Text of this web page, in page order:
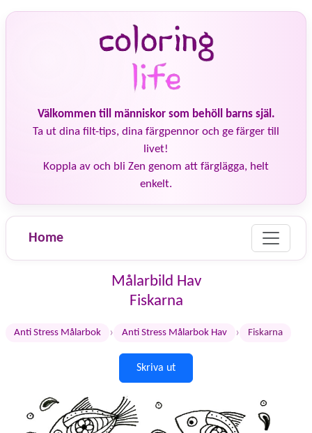
Välkommen till människor som behöll barns själ.
Ta ut dina filt-tips, dina färgpennor och ge färger till
livet!
Koppla av och bli Zen genom att färglägga, helt
enkelt.
Home
Målarbild Hav
Fiskarna
Anti Stress Målarbok › Anti Stress Målarbok Hav › Fiskarna
Skriva ut